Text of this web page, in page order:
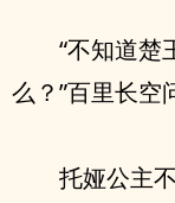
“不知道楚
么？”百里长空
托娅公主